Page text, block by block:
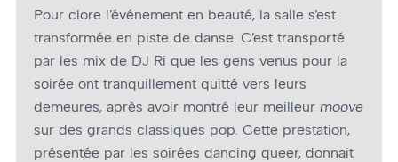
Pour clore l’événement en beauté, la salle s’est
transformée en piste de danse. C’est transporté
par les mix de DJ Ri que les gens venus pour la
soirée ont tranquillement quitté vers leurs
demeures, après avoir montré leur meilleur moove
sur des grands classiques pop. Cette prestation,
présentée par les soirées dancing queer, donnait